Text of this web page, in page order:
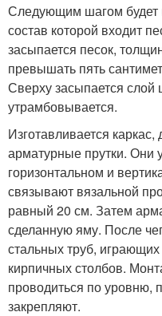
Следующим шагом будет
состав которой входит
засыпается песок,
превышать пять
Сверху засыпается
утрамбовывается.
Изготавливается
арматурные прутки. Они
горизонтальном и
связывают вязальной
равный 20 см. Затем
сделанную яму. После
стальных труб,
кирпичных столбов.
проводиться по уровню,
закрепляют.